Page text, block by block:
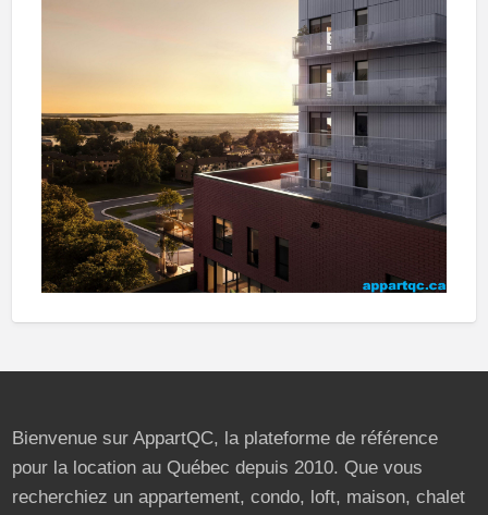
Bienvenue sur AppartQC, la plateforme de référence
pour la location au Québec depuis 2010. Que vous
recherchiez un appartement, condo, loft, maison, chalet